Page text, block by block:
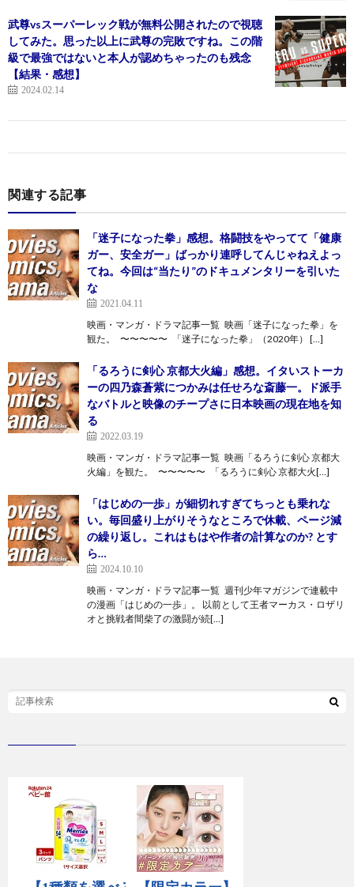
武尊vsスーパーレック戦が無料公開されたので視聴
してみた。思った以上に武尊の完敗ですね。この階
級で最強ではないと本人が認めちゃったのも残念
【結果・感想】
2024.02.14
関連する記事
「迷子になった拳」感想。格闘技をやってて「健康
ガー、安全ガー」ばっかり連呼してんじゃねえよっ
てね。今回は“当たり”のドキュメンタリーを引いた
な
2021.04.11
映画・マンガ・ドラマ記事一覧 映画「迷子になった拳」を
観た。 〜〜〜〜〜 「迷子になった拳」（2020年） […]
「るろうに剣心 京都大火編」感想。イタいストーカ
ーの四乃森蒼紫につかみは任せろな斎藤一。ド派手
なバトルと映像のチープさに日本映画の現在地を知
る
2022.03.19
映画・マンガ・ドラマ記事一覧 映画「るろうに剣心 京都大
火編」を観た。 〜〜〜〜〜 「るろうに剣心 京都大火[…]
「はじめの一歩」が細切れすぎてちっとも乗れな
い。毎回盛り上がりそうなところで休載、ページ減
の繰り返し。これはもはや作者の計算なのか? とす
ら…
2024.10.10
映画・マンガ・ドラマ記事一覧 週刊少年マガジンで連載中
の漫画「はじめの一歩」。 以前として王者マーカス・ロザリ
オと挑戦者間柴了の激闘が続[…]